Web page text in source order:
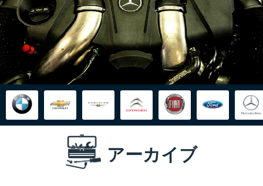
アーカイブ